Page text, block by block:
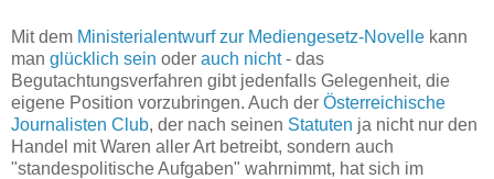
Mit dem Ministerialentwurf zur Mediengesetz-Novelle kann
man glücklich sein oder auch nicht- das
Begutachtungsverfahren gibt jedenfalls Gelegenheit, die
eigene Position vorzubringen. Auch der Österreichische
Journalisten Club, der nach seinen Statuten ja nicht nur den
Handel mit Waren aller Art betreibt, sondern auch
"standespolitische Aufgaben" wahrnimmt, hat sich im